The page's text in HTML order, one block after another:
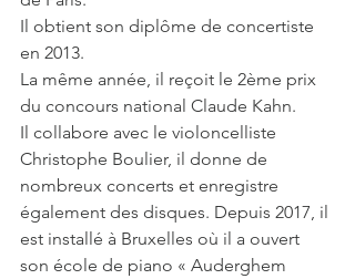
Il obtient son diplôme de concertiste
en 2013.
La même année, il reçoit le 2ème prix
du concours national Claude Kahn.
Il collabore avec le violoncelliste
Christophe Boulier, il donne de
nombreux concerts et enregistre
également des disques. Depuis 2017, il
est installé à Bruxelles où il a ouvert
son école de piano « Auderghem